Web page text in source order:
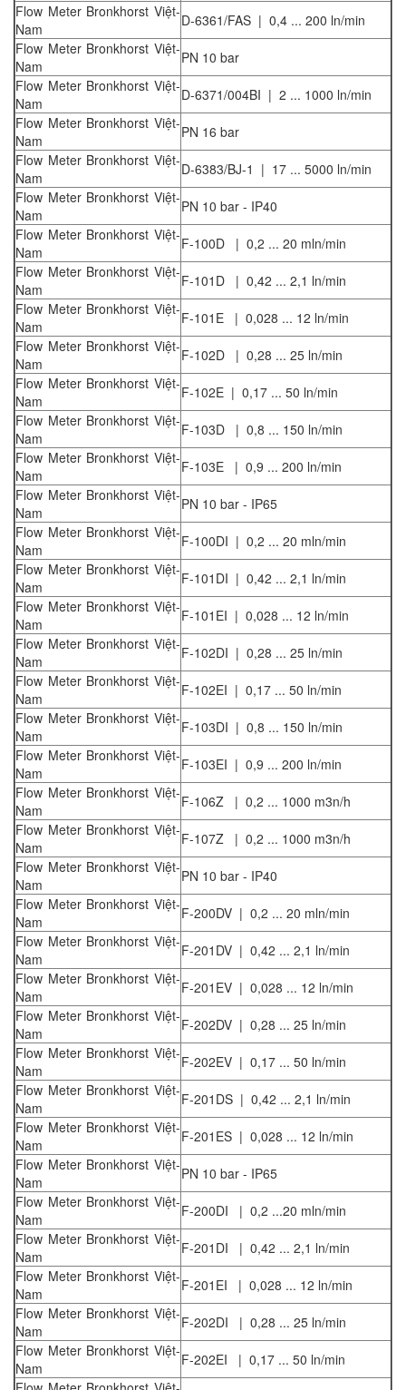
Flow Meter Bronkhorst Việt-
Nam
D-6361/FAS | 0,4 ... 200 ln/min
Flow Meter Bronkhorst Việt-
Nam
PN 10 bar
Flow Meter Bronkhorst Việt-
Nam
D-6371/004BI | 2 ... 1000 ln/min
Flow Meter Bronkhorst Việt-
Nam
PN 16 bar
Flow Meter Bronkhorst Việt-
Nam
D-6383/BJ-1 | 17 ... 5000 ln/min
Flow Meter Bronkhorst Việt-
Nam
PN 10 bar - IP40
Flow Meter Bronkhorst Việt-
Nam
F-100D | 0,2 ... 20 mln/min
Flow Meter Bronkhorst Việt-
Nam
F-101D | 0,42 ... 2,1 ln/min
Flow Meter Bronkhorst Việt-
Nam
F-101E | 0,028 ... 12 ln/min
Flow Meter Bronkhorst Việt-
Nam
F-102D | 0,28 ... 25 ln/min
Flow Meter Bronkhorst Việt-
Nam
F-102E | 0,17 ... 50 ln/min
Flow Meter Bronkhorst Việt-
Nam
F-103D | 0,8 ... 150 ln/min
Flow Meter Bronkhorst Việt-
Nam
F-103E | 0,9 ... 200 ln/min
Flow Meter Bronkhorst Việt-
Nam
PN 10 bar - IP65
Flow Meter Bronkhorst Việt-
Nam
F-100DI | 0,2 ... 20 mln/min
Flow Meter Bronkhorst Việt-
Nam
F-101DI | 0,42 ... 2,1 ln/min
Flow Meter Bronkhorst Việt-
Nam
F-101EI | 0,028 ... 12 ln/min
Flow Meter Bronkhorst Việt-
Nam
F-102DI | 0,28 ... 25 ln/min
Flow Meter Bronkhorst Việt-
Nam
F-102EI | 0,17 ... 50 ln/min
Flow Meter Bronkhorst Việt-
Nam
F-103DI | 0,8 ... 150 ln/min
Flow Meter Bronkhorst Việt-
Nam
F-103EI | 0,9 ... 200 ln/min
Flow Meter Bronkhorst Việt-
Nam
F-106Z | 0,2 ... 1000 m3n/h
Flow Meter Bronkhorst Việt-
Nam
F-107Z | 0,2 ... 1000 m3n/h
Flow Meter Bronkhorst Việt-
Nam
PN 10 bar - IP40
Flow Meter Bronkhorst Việt-
Nam
F-200DV | 0,2 ... 20 mln/min
Flow Meter Bronkhorst Việt-
Nam
F-201DV | 0,42 ... 2,1 ln/min
Flow Meter Bronkhorst Việt-
Nam
F-201EV | 0,028 ... 12 ln/min
Flow Meter Bronkhorst Việt-
Nam
F-202DV | 0,28 ... 25 ln/min
Flow Meter Bronkhorst Việt-
Nam
F-202EV | 0,17 ... 50 ln/min
Flow Meter Bronkhorst Việt-
Nam
F-201DS | 0,42 ... 2,1 ln/min
Flow Meter Bronkhorst Việt-
Nam
F-201ES | 0,028 ... 12 ln/min
Flow Meter Bronkhorst Việt-
Nam
PN 10 bar - IP65
Flow Meter Bronkhorst Việt-
Nam
F-200DI | 0,2 ...20 mln/min
Flow Meter Bronkhorst Việt-
Nam
F-201DI | 0,42 ... 2,1 ln/min
Flow Meter Bronkhorst Việt-
Nam
F-201EI | 0,028 ... 12 ln/min
Flow Meter Bronkhorst Việt-
Nam
F-202DI | 0,28 ... 25 ln/min
Flow Meter Bronkhorst Việt-
Nam
F-202EI | 0,17 ... 50 ln/min